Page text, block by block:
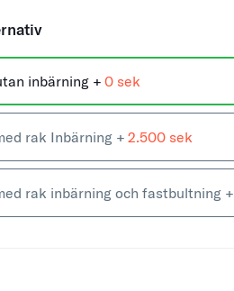
inbärning + 0
rak Inbärning + 2.500
rak inbärning och fastbultning +